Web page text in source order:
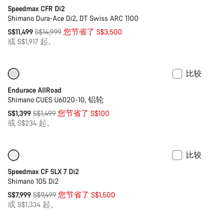
Speedmax CFR Di2
Shimano Dura-Ace Di2, DT Swiss ARC 1100
S$11,499 原
价
S$14,999 您节省了 S$3,500
或 S$1,917 起。
比较
Endurace AllRoad
Shimano CUES U6020-10, 铝轮
S$1,399 原
价
S$1,499 您节省了 S$100
或 S$234 起。
比较
Speedmax CF SLX 7 Di2
Shimano 105 Di2
S$7,999 原
价
S$9,499 您节省了 S$1,500
或 S$1,334 起。